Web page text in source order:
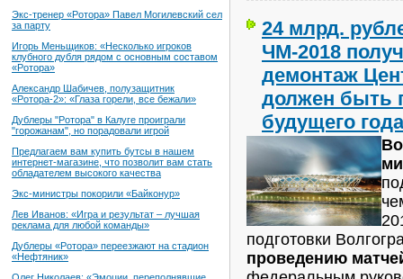
Экс-тренер «Ротора» Павел Могилевский сел
за парту
Игорь Меньщиков: «Несколько игроков
клубного дубля рядом с основным составом
«Ротора»
Александр Шабичев, полузащитник
«Ротора-2»: «Глаза горели, все бежали»
Дублеры "Ротора" в Калуге проиграли
"горожанам", но порадовали игрой
Предлагаем вам купить бутсы в нашем
интернет-магазине, что позволит вам стать
обладателем высокого качества
Экс-министры покорили «Байконур»
Лев Иванов: «Игра и результат – лучшая
реклама для любой команды»
Дублеры «Ротора» переезжают на стадион
«Нефтяник»
24 млрд.
ЧМ-2018
демонтаж
должен быть
будущего года
подготовки
проведению